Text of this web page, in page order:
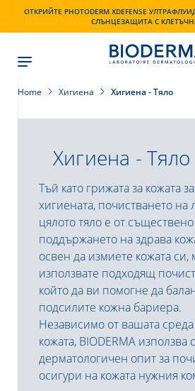
ОТКРИЙТЕ PHOTODERM XDEFENSE
СЛЪНЦЕЗАЩИТА С
Home Хигиена Хигиена - Тяло
Хигиена - Тяло
Тъй като грижата за кожата
хигиената, почистването на
цялото тяло е от
поддържането на здрава
освен да измиете кожата си,
използвате подходящ
който да ви помогне да
подсилите кожна бариера.
Независимо от вашата
кожата, BIODERMA използва
дерматологичен опит за
осигури на кожата нужния